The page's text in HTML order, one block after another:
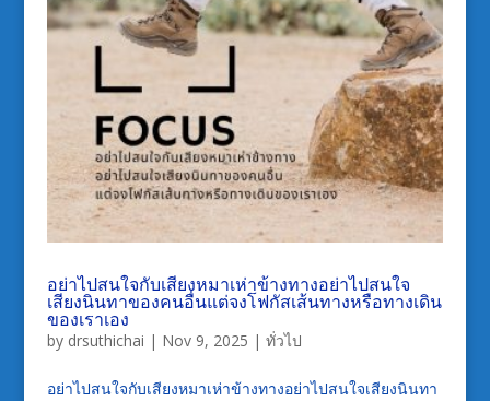
อย่าไปสนใจกับเสียงหมาเห่าข้างทางอย่าไปสนใจ
เสียงนินทาของคนอื่นแต่จงโฟกัสเส้นทางหรือทางเดิน
ของเราเอง
by drsuthichai | Nov 9, 2025 | ทั่วไป
อย่าไปสนใจกับเสียงหมาเห่าข้างทางอย่าไปสนใจเสียงนินทา